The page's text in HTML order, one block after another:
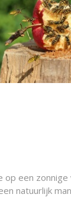
op een
natuurlijk